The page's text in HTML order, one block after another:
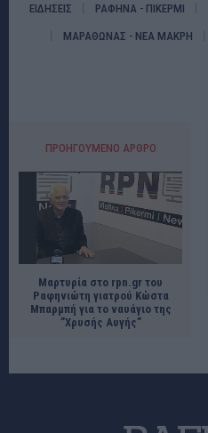
ΕΙΔΗΣΕΙΣ ΡΑΦΗΝΑ - ΠΙΚΕΡΜΙ
ΜΑΡΑΘΩΝΑΣ - ΝΕΑ ΜΑΚΡΗ
ΠΡΟΗΓΟΎΜΕΝΟ ΆΡΘΡΟ
Μαρτυρία στο rpn.gr του
Ραφηνιώτη γιατρού Κώστα
Μπαρμπή για το ναυάγιο της
”Χρυσής Αυγής”